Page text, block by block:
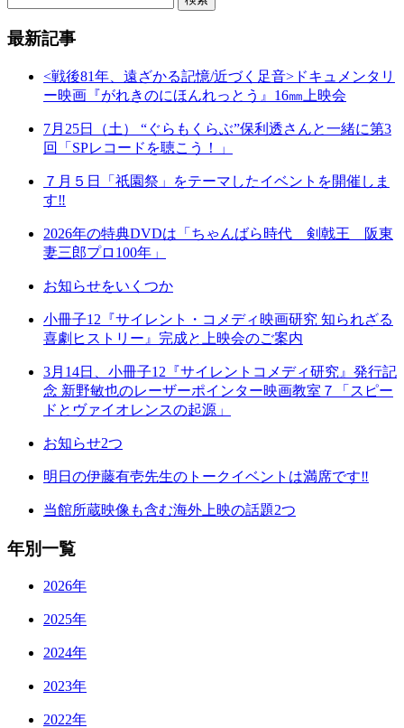
最新記事
<戦後81年、遠ざかる記憶/近づく足音>ドキュメンタリ
ー映画『がれきのにほんれっとう』16㎜上映会
7月25日（土） “ぐらもくらぶ”保利透さんと一緒に第3
回「SPレコードを聴こう！」
７月５日「祇園祭」をテーマしたイベントを開催しま
す‼
2026年の特典DVDは「ちゃんばら時代 剣戟王 阪東
妻三郎プロ100年」
お知らせをいくつか
小冊子12『サイレント・コメディ映画研究 知られざる
喜劇ヒストリー』完成と上映会のご案内
3月14日、小冊子12『サイレントコメディ研究』発行記
念 新野敏也のレーザーポインター映画教室７「スピー
ドとヴァイオレンスの起源」
お知らせ2つ
明日の伊藤有壱先生のトークイベントは満席です‼
当館所蔵映像も含む海外上映の話題2つ
年別一覧
2026年
2025年
2024年
2023年
2022年